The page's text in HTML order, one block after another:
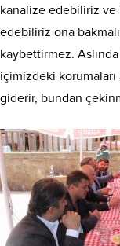
kanalize edebiliriz ve
edebiliriz ona
kaybettirmez.
içimizdeki korumaları
giderir, bundan